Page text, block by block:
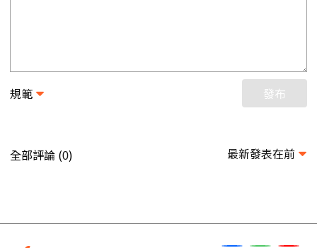
規範 發布
全部評論 (0) 最新發表在前